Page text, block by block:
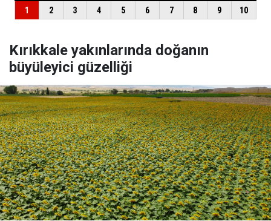
Kırıkkale yakınlarında doğanın
büyüleyici güzelliği